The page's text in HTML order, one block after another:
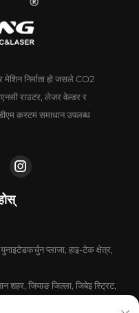
निर्माता हो जसले CO2
राउटर, लेजर वेल्डर र
कस्टम समाधान उपलब्ध
प्लाजा, हाइ-टेक क्षेत्र,
शहर, जियाङ जिल्ला, जिबेइ स्ट्रिट,